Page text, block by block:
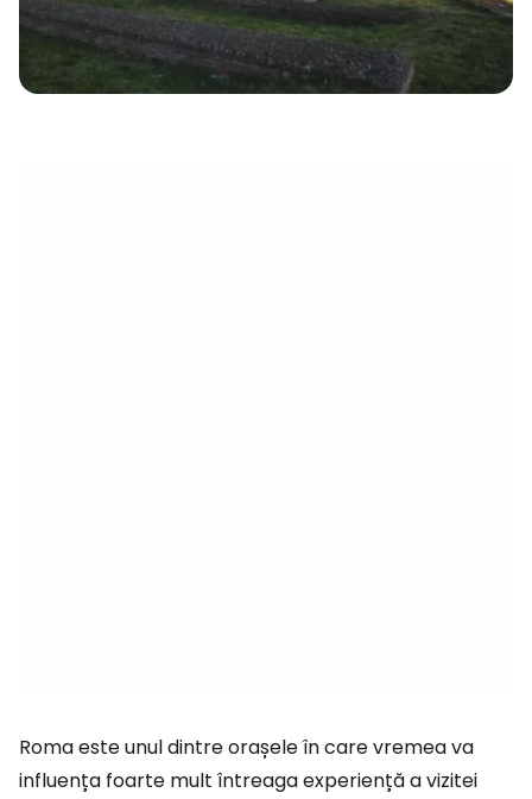
Roma este unul dintre orașele în care vremea va
influența foarte mult întreaga experiență a vizitei